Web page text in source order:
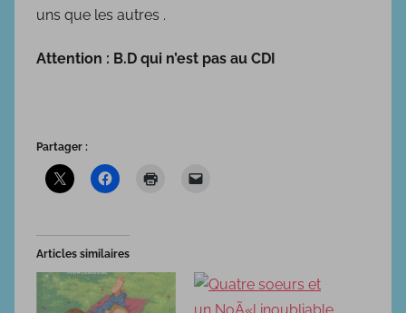
e
0
uns que les autres .
Attention : B.D qui n’est pas au CDI
Partager :
Articles similaires